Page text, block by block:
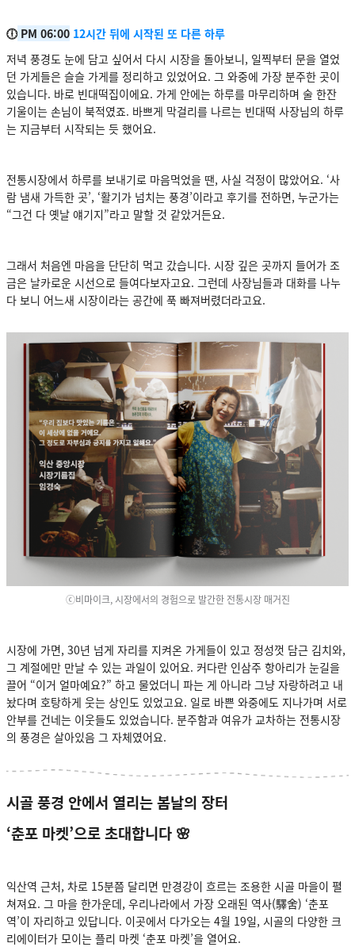
🕕 PM 06:00 12시간 뒤에 시작된 또 다른 하루
저녁 풍경도 눈에 담고 싶어서 다시 시장을 돌아보니, 일찍부터 문을 열었
던 가게들은 슬슬 가게를 정리하고 있었어요. 그 와중에 가장 분주한 곳이
있습니다. 바로 빈대떡집이에요. 가게 안에는 하루를 마무리하며 술 한잔
기울이는 손님이 북적였죠. 바쁘게 막걸리를 나르는 빈대떡 사장님의 하루
는 지금부터 시작되는 듯 했어요.
전통시장에서 하루를 보내기로 마음먹었을 땐, 사실 걱정이 많았어요. ‘사
람 냄새 가득한 곳’, ‘활기가 넘치는 풍경’이라고 후기를 전하면, 누군가는
“그건 다 옛날 얘기지”라고 말할 것 같았거든요.
그래서 처음엔 마음을 단단히 먹고 갔습니다. 시장 깊은 곳까지 들어가 조
금은 날카로운 시선으로 들여다보자고요. 그런데 사장님들과 대화를 나누
다 보니 어느새 시장이라는 공간에 푹 빠져버렸더라고요.
ⓒ비마이크, 시장에서의 경험으로 발간한 전통시장 매거진
시장에 가면, 30년 넘게 자리를 지켜온 가게들이 있고 정성껏 담근 김치와,
그 계절에만 만날 수 있는 과일이 있어요. 커다란 인삼주 항아리가 눈길을
끌어 “이거 얼마예요?” 하고 물었더니 파는 게 아니라 그냥 자랑하려고 내
놨다며 호탕하게 웃는 상인도 있었고요. 일로 바쁜 와중에도 지나가며 서로
안부를 건네는 이웃들도 있었습니다. 분주함과 여유가 교차하는 전통시장
의 풍경은 살아있음 그 자체였어요.
시골 풍경 안에서 열리는 봄날의 장터
‘춘포 마켓’으로 초대합니다 🌸
익산역 근처, 차로 15분쯤 달리면 만경강이 흐르는 조용한 시골 마을이 펼
쳐져요. 그 마을 한가운데, 우리나라에서 가장 오래된 역사(驛舍) ‘춘포
역’이 자리하고 있답니다. 이곳에서 다가오는 4월 19일, 시골의 다양한 크
리에이터가 모이는 플리 마켓 ‘춘포 마켓’을 열어요.